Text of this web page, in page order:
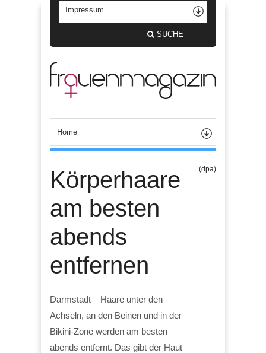
SUCHE
Körperhaare
am besten
abends
entfernen
(dpa)
Darmstadt – Haare unter den
Achseln, an den Beinen und in der
Bikini-Zone werden am besten
abends entfernt. Das gibt der Haut